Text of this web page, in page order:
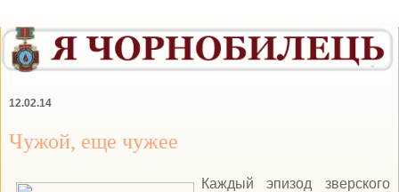
12.02.14
Чужой, еще чужее
Каждый эпизод зверского